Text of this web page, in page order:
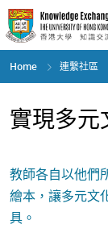
Skip
to
main
content
Home 連繫社區
實現多
教師各自以他們
繪本，讓多元文
具。